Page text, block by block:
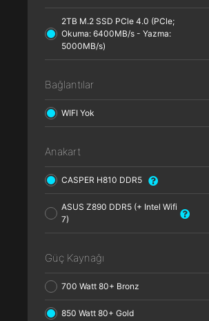
2TB M.2 SSD PCle 4.0 (PCle;
Okuma: 6400MB/s - Yazma:
5000MB/s)
Bağlantılar
WIFI Yok
Anakart
CASPER H810 DDR5
ASUS Z890 DDR5 (+ Intel Wifi
7)
Güç Kaynağı
700 Watt 80+ Bronz
850 Watt 80+ Gold